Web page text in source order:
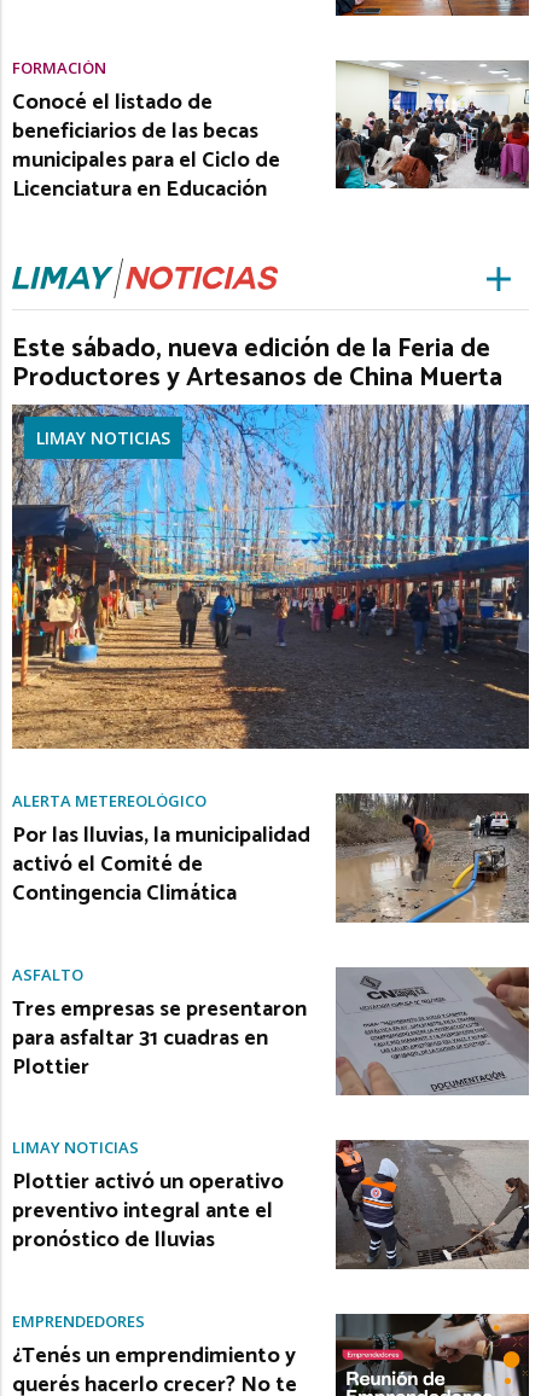
FORMACIÓN
Conocé el listado de
beneficiarios de las becas
municipales para el Ciclo de
Licenciatura en Educación
Este sábado, nueva edición de la Feria de
Productores y Artesanos de China Muerta
LIMAY NOTICIAS
ALERTA METEREOLÓGICO
Por las lluvias, la municipalidad
activó el Comité de
Contingencia Climática
ASFALTO
Tres empresas se presentaron
para asfaltar 31 cuadras en
Plottier
LIMAY NOTICIAS
Plottier activó un operativo
preventivo integral ante el
pronóstico de lluvias
EMPRENDEDORES
¿Tenés un emprendimiento y
querés hacerlo crecer? No te